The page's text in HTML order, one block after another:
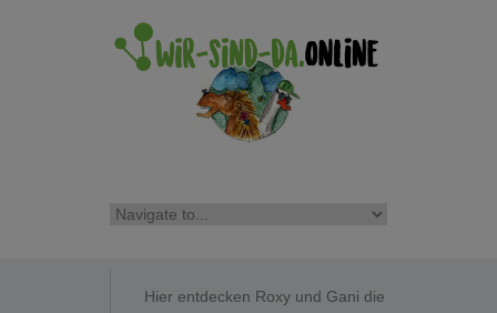
Hier entdecken Roxy und Gani die